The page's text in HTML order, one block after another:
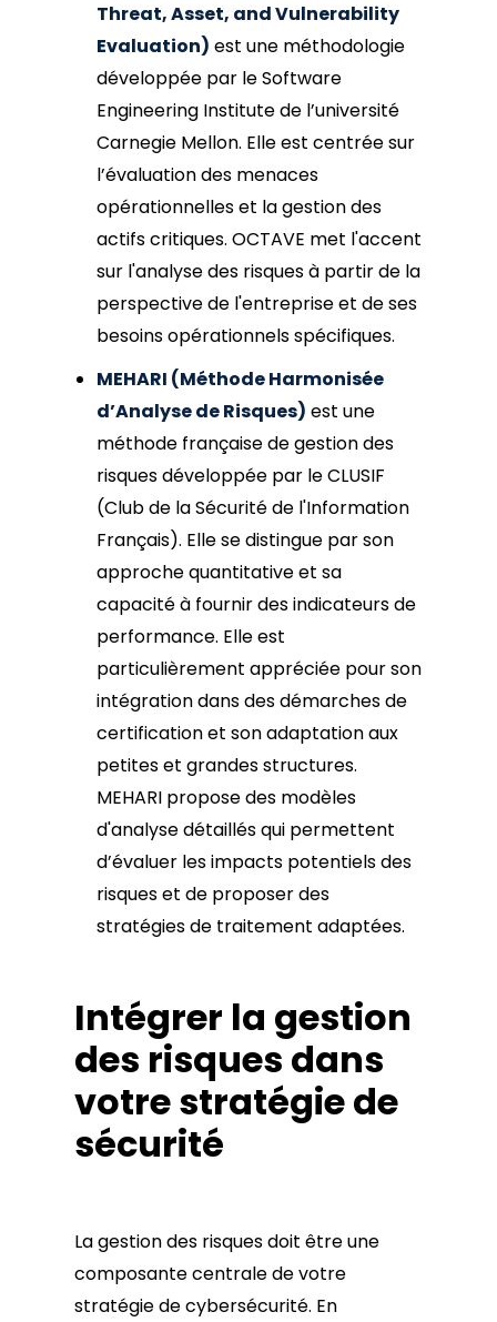
Threat, Asset, and Vulnerability
Evaluation) est une méthodologie
développée par le Software
Engineering Institute de l’université
Carnegie Mellon. Elle est centrée sur
l’évaluation des menaces
opérationnelles et la gestion des
actifs critiques. OCTAVE met l'accent
sur l'analyse des risques à partir de la
perspective de l'entreprise et de ses
besoins opérationnels spécifiques.
MEHARI (Méthode Harmonisée
d’Analyse de Risques) est une
méthode française de gestion des
risques développée par le CLUSIF
(Club de la Sécurité de l'Information
Français). Elle se distingue par son
approche quantitative et sa
capacité à fournir des indicateurs de
performance. Elle est
particulièrement appréciée pour son
intégration dans des démarches de
certification et son adaptation aux
petites et grandes structures.
MEHARI propose des modèles
d'analyse détaillés qui permettent
d’évaluer les impacts potentiels des
risques et de proposer des
stratégies de traitement adaptées.
Intégrer la gestion
des risques dans
votre stratégie de
sécurité
La gestion des risques doit être une
composante centrale de votre
stratégie de cybersécurité. En